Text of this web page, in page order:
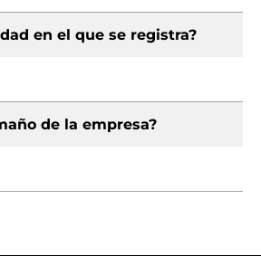
en el que se registra?
de la empresa?